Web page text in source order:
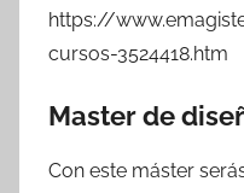
https://
cursos-3524418.htm
Master de
Con este máster